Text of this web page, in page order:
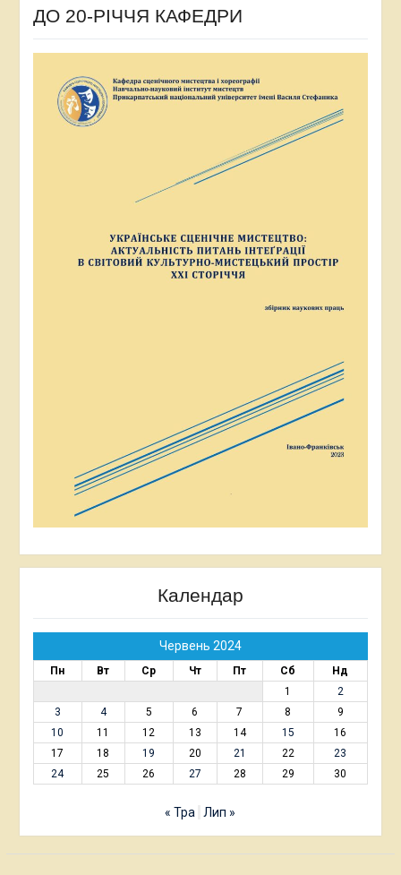
ДО 20-РІЧЧЯ КАФЕДРИ
Календар
Червень 2024
Пн Вт Ср Чт Пт Сб
Нд
1
2
3
4 5 6 7 8
9
10
11 12 13 14 15
16
17
18 19 20 21 22
23
24
25 26 27 28 29 30
« Тра Лип »